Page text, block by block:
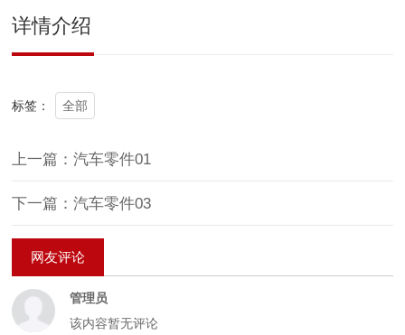
详情介绍
标签： 全部
上一篇：汽车零件01
下一篇：汽车零件03
网友评论
管理员
该内容暂无评论